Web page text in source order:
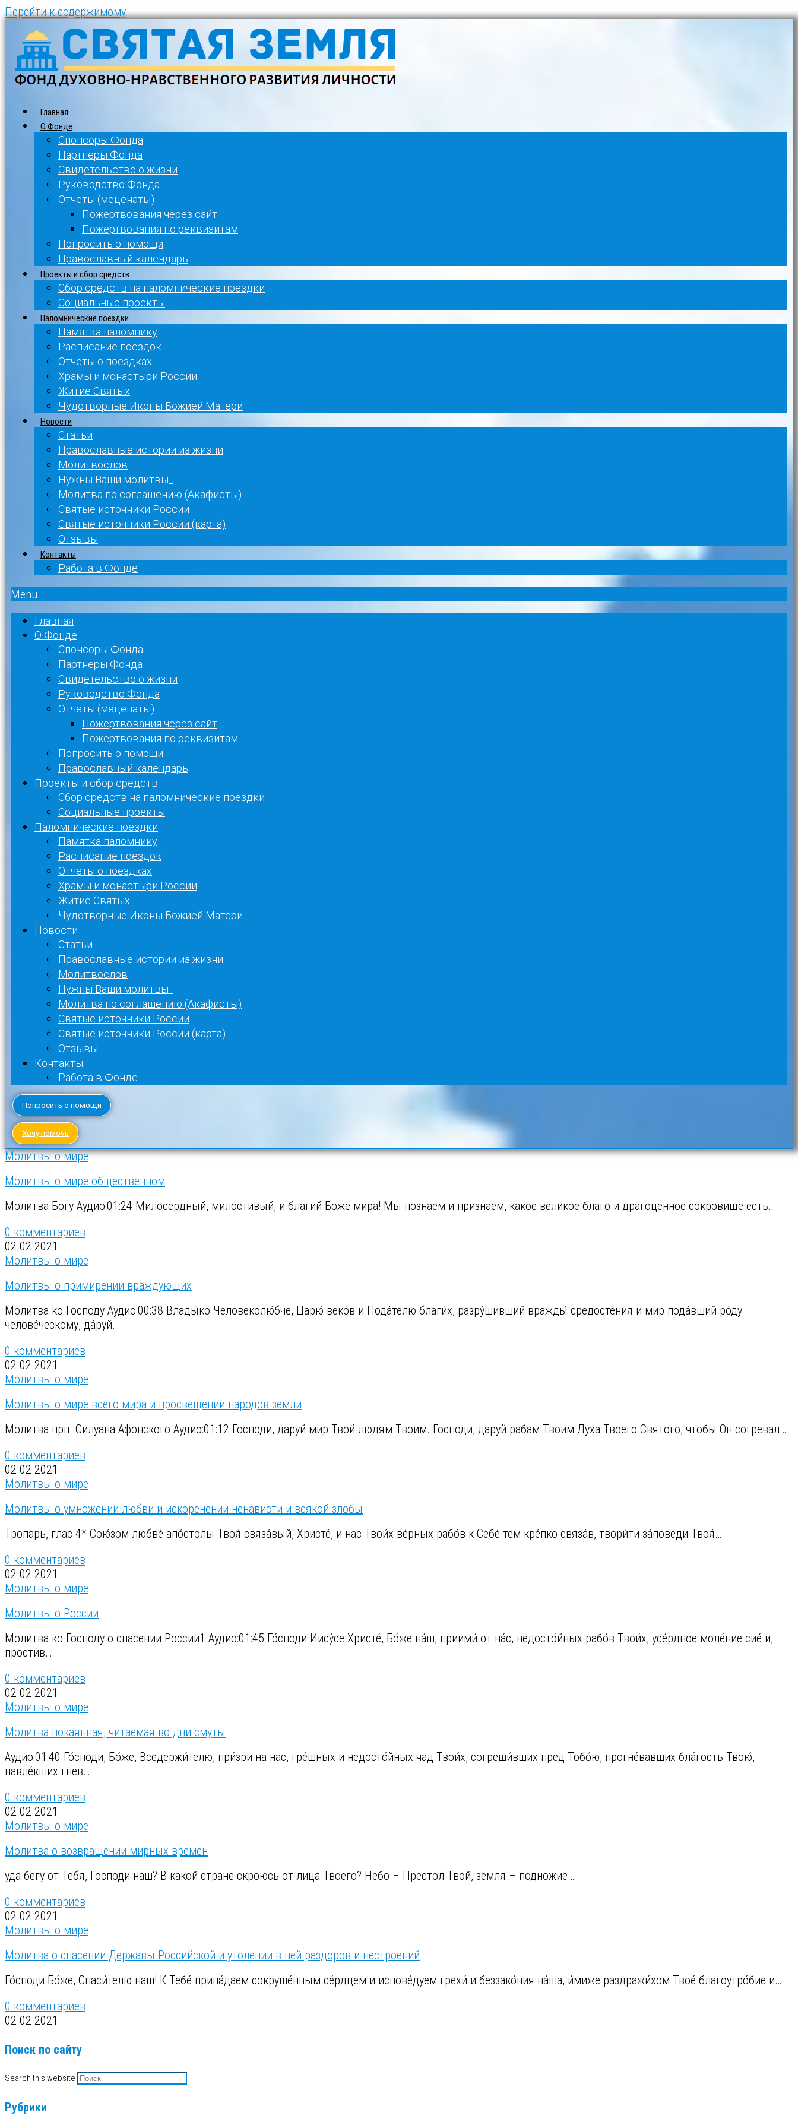
Перейти к содержимому
Главная
О Фонде
Спонсоры Фонда
Партнеры Фонда
Свидетельство о жизни
Руководство Фонда
Отчеты (меценаты)
Пожертвования через сайт
Пожертвования по реквизитам
Попросить о помощи
Православный календарь
Проекты и сбор средств
Сбор средств на паломнические поездки
Социальные проекты
Паломнические поездки
Памятка паломнику
Расписание поездок
Отчеты о поездках
Храмы и монастыри России
Житие Святых
Чудотворные Иконы Божией Матери
Новости
Статьи
Православные истории из жизни
Молитвослов
Нужны Ваши молитвы_
Молитва по соглашению (Акафисты)
Святые источники России
Святые источники России (карта)
Отзывы
Контакты
Работа в Фонде
Menu
Главная
О Фонде
Спонсоры Фонда
Партнеры Фонда
Свидетельство о жизни
Руководство Фонда
Отчеты (меценаты)
Пожертвования через сайт
Пожертвования по реквизитам
Попросить о помощи
Православный календарь
Проекты и сбор средств
Сбор средств на паломнические поездки
Социальные проекты
Паломнические поездки
Памятка паломнику
Расписание поездок
Отчеты о поездках
Храмы и монастыри России
Житие Святых
Чудотворные Иконы Божией Матери
Новости
Статьи
Православные истории из жизни
Молитвослов
Нужны Ваши молитвы_
Молитва по соглашению (Акафисты)
Святые источники России
Святые источники России (карта)
Отзывы
Контакты
Работа в Фонде
Попросить о помощи
Хочу помочь
Молитвы о мире
Молитвы о мире общественном
Молитва Богу Аудио:01:24 Милосердный, милостивый, и благий Боже мира! Мы познаем и признаем, какое великое благо и драгоценное сокровище есть…
0 комментариев
02.02.2021
Молитвы о мире
Молитвы о примирении враждующих
Молитва ко Господу Аудио:00:38 Влады́ко Человеколю́бче, Царю́ веко́в и Пода́телю благи́х, разру́шивший вражды́ средосте́ния и мир пода́вший ро́ду
челове́ческому, да́руй…
0 комментариев
02.02.2021
Молитвы о мире
Молитвы о мире всего мира и просвещении народов земли
Молитва прп. Силуана Афонского Аудио:01:12 Господи, даруй мир Твой людям Твоим. Господи, даруй рабам Твоим Духа Твоего Святого, чтобы Он согревал…
0 комментариев
02.02.2021
Молитвы о мире
Молитвы о умножении любви и искоренении ненависти и всякой злобы
Тропарь, глас 4* Сою́зом любве́ апо́столы Твоя́ связа́вый, Христе́, и нас Твои́х ве́рных рабо́в к Себе́ тем кре́пко связа́в, твори́ти за́поведи Твоя́…
0 комментариев
02.02.2021
Молитвы о мире
Молитвы о России
Молитва ко Господу о спасении России1 Аудио:01:45 Го́споди Иису́се Христе́, Бо́же на́ш, приими́ от на́с, недосто́йных рабо́в Твои́х, усе́рдное моле́ние сие́ и,
прости́в…
0 комментариев
02.02.2021
Молитвы о мире
Молитва покаянная, читаемая во дни смуты
Аудио:01:40 Го́споди, Бо́же, Вседержи́телю, при́зри на нас, гре́шных и недосто́йных чад Твои́х, согреши́вших пред Тобо́ю, прогне́вавших бла́гость Твою́,
навле́кших гнев…
0 комментариев
02.02.2021
Молитвы о мире
Молитва о возвращении мирных времен
уда бегу от Тебя, Господи наш? В какой стране скроюсь от лица Твоего? Небо – Престол Твой, земля – подножие…
0 комментариев
02.02.2021
Молитвы о мире
Молитва о спасении Державы Российской и утолении в ней раздоров и нестроений
Го́споди Бо́же, Спаси́телю наш! К Тебе́ припа́даем сокруше́нным се́рдцем и испове́дуем грехи́ и беззако́ния на́ша, и́миже раздражи́хом Твое́ благоутро́бие и…
0 комментариев
02.02.2021
Поиск по сайту
Search this website
Рубрики